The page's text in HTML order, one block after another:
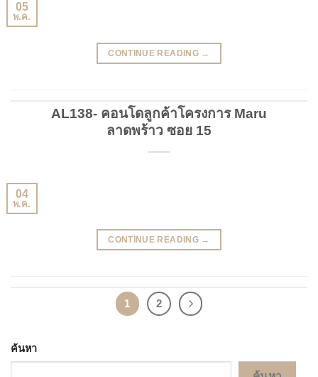
05
พ.ค.
CONTINUE READING →
AL138- คอนโดลูกค้าโครงการ Maru
ลาดพร้าว ซอย 15
04
พ.ค.
CONTINUE READING →
1 2
ค้นหา